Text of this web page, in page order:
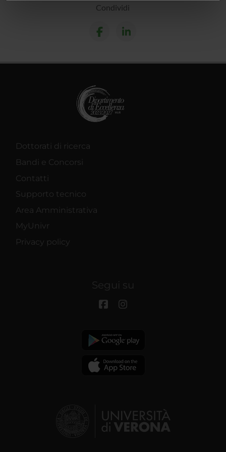
informazioni sul modo in cui utilizzi il nostro sito con i
pubblicità e social media, i quali potrebbero combinarle
Condividi
Dottorati di ricerca
Bandi e Concorsi
Contatti
Supporto tecnico
Area Amministrativa
MyUnivr
Privacy policy
Segui su